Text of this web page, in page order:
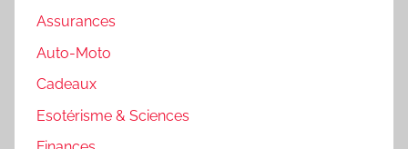
Assurances
Auto-Moto
Cadeaux
Esotérisme & Sciences